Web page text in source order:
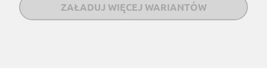
ZAŁADUJ WIĘCEJ WARIANTÓW